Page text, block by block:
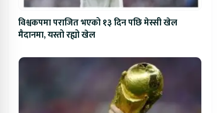
विश्वकपमा पराजित भएको १३ दिन पछि मेस्सी खेल
मैदानमा, यस्तो रह्यो खेल